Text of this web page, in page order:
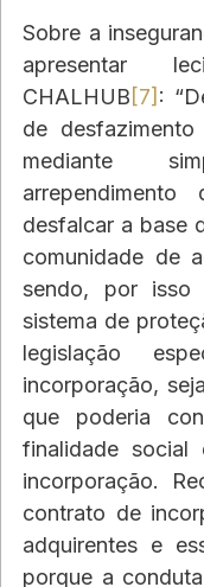
Sobre a
apresentar
CHALHUB [7] :
de
mediante
desfalcar a base
comunidade de
sendo, por isso
sistema de
legislação
incorporação,
que poderia
finalidade
incorporação.
contrato de
adquirentes e
porque a